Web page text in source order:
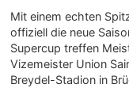
Mit einem echten
offiziell die neue
Supercup treffen
Vizemeister Union
Breydel-Stadion in